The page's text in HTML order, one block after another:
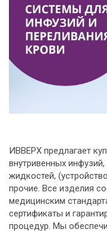
ИВВЕРХ предлагает
внутривенных
жидкостей,
прочие. Все изделия
медицинским
сертификаты и
процедур. Мы